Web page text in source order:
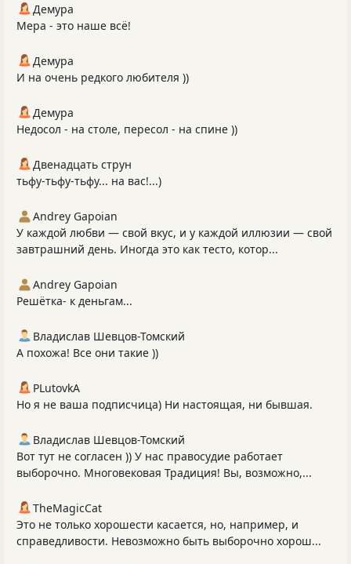
Демура
Мера - это наше всё!
Демура
И на очень редкого любителя ))
Демура
Недосол - на столе, пересол - на спине ))
Двенадцать струн
тьфу-тьфу-тьфу... на вас!...)
Andrey Gapoian
У каждой любви — свой вкус, и у каждой иллюзии — свой
завтрашний день. Иногда это как тесто, котор...
Andrey Gapoian
Решётка- к деньгам...
Владислав Шевцов-Томский
А похожа! Все они такие ))
PLutоvkА
Но я не ваша подписчица) Ни настоящая, ни бывшая.
Владислав Шевцов-Томский
Вот тут не согласен )) У нас правосудие работает
выборочно. Многовековая Традиция! Вы, возможно,...
TheMagicCat
Это не только хорошести касается, но, например, и
справедливости. Невозможно быть выборочно хорош...